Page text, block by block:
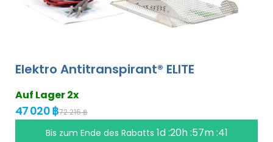
Elektro Antitranspirant® ELITE
Auf Lager 2x
47 020 ฿72 216 ฿
Bis zum Ende des Rabatts 1d :20h :57m :40